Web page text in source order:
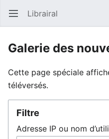
Ouvrir le menu principal Librairal
Galerie des
Cette page spéciale
téléversés.
Filtre
Adresse IP ou nom